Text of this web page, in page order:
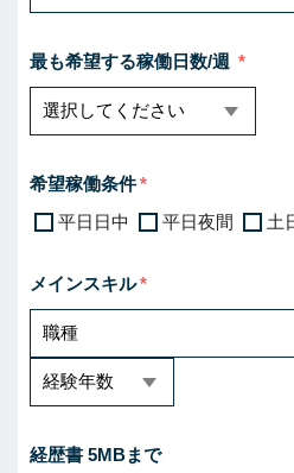
最も希望する稼働日数/週
希望稼働条件
平日日中
平日夜間 土
メインスキル
経歴書 5MBまで